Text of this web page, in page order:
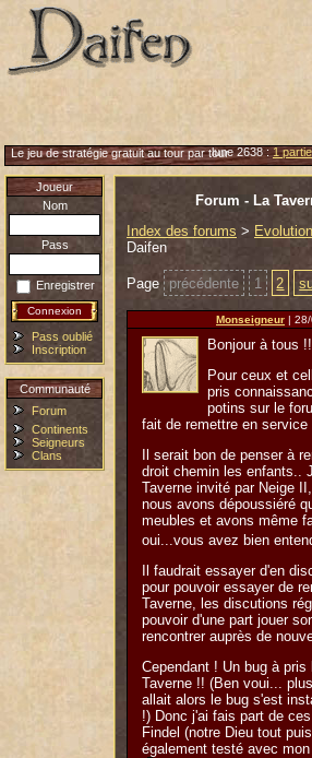
Le jeu de stratégie gratuit au tour par tourlune 2638 :1
Joueur
Nom
Enregistrer
Pass oublié
Inscription
Communauté
Forum
Continents
Seigneurs
Clans
Forum - La
Index des forums >
Daifen
Page précédente 1 2
Monseigneur |
Bonjour à tous !!
Pour ceux et
pris
potins sur le
fait de remettre en service
Il serait bon de penser à
droit chemin les enfants..
Taverne invité par Neige
nous avons dépoussiéré
meubles et avons même
oui...vous avez bien
Il faudrait essayer d'en
pour pouvoir essayer de
Taverne, les discutions
pouvoir d'une part jouer
rencontrer auprès de
Cependant ! Un bug à
Taverne !! (Ben voui...
allait alors le bug s'est
!) Donc j'ai fais part de
Findel (notre Dieu tout
également testé avec mon